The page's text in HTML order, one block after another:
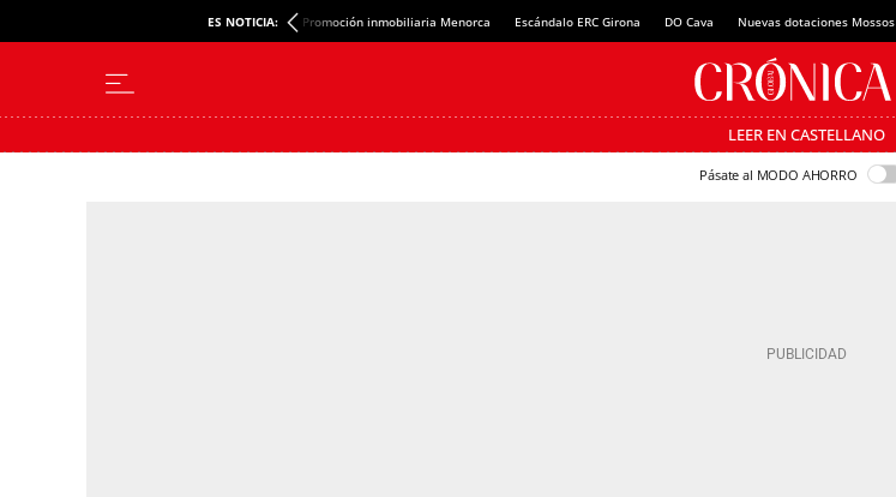
ES NOTICIA: Promoción inmobiliaria Menorca Escándalo ERC Girona DO Cava Nuevas dotaciones Mossos
LEER EN CASTELLANO
Pásate al MODO AHORRO